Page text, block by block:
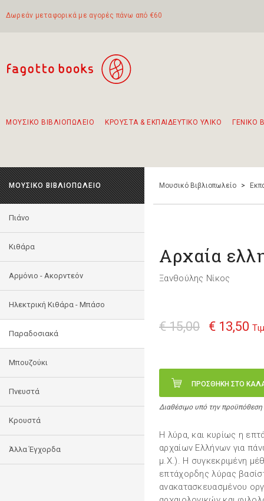
Δωρεάν μεταφορικά με αγορές πάνω από €60
ΜΟΥΣΙΚΟ ΒΙΒΛΙΟΠΩΛΕΙΟ ΚΡΟΥΣΤΑ & ΕΚΠΑΙΔΕΥΤΙΚΟ ΥΛΙΚΟ ΓΕΝΙΚΟ
ΜΟΥΣΙΚΟ ΒΙΒΛΙΟΠΩΛΕΙΟ
Πιάνο
Κιθάρα
Αρμόνιο - Ακορντεόν
Ηλεκτρική Κιθάρα - Μπάσο
Παραδοσιακά
Μπουζούκι
Πνευστά
Κρουστά
Άλλα Έγχορδα
Μουσικό Βιβλιοπωλείο >
Αρχαία
Ξανθούλης Νίκος
€ 15,00 € 13,50
ΠΡΟΣΘΗΚΗ ΣΤΟ
Διαθέσιμο υπό την
Η λύρα, και κυρίως η
αρχαίων Ελλήνων για
μ.Χ.). Η συγκεκριμένη
επτάχορδης λύρας
ανακατασκευασμένου